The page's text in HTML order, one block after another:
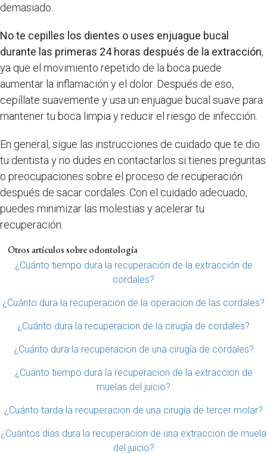
demasiado.
No te cepilles los dientes o uses enjuague bucal
durante las primeras 24 horas después de la extracción,
ya que el movimiento repetido de la boca puede
aumentar la inflamación y el dolor. Después de eso,
cepíllate suavemente y usa un enjuague bucal suave para
mantener tu boca limpia y reducir el riesgo de infección.
En general, sigue las instrucciones de cuidado que te dio
tu dentista y no dudes en contactarlos si tienes preguntas
o preocupaciones sobre el proceso de recuperación
después de sacar cordales. Con el cuidado adecuado,
puedes minimizar las molestias y acelerar tu
recuperación.
Otros artículos sobre odontología
¿Cuánto tiempo dura la recuperación de la extracción de
cordales?
¿Cuánto dura la recuperacion de la operacion de las cordales?
¿Cuánto dura la recuperacion de la cirugía de cordales?
¿Cuánto dura la recuperacion de una cirugía de cordales?
¿Cuánto tiempo dura la recuperacion de la extraccion de
muelas del juicio?
¿Cuánto tarda la recuperacion de una cirugía de tercer molar?
¿Cuántos días dura la recuperacion de una extraccion de muela
del juicio?